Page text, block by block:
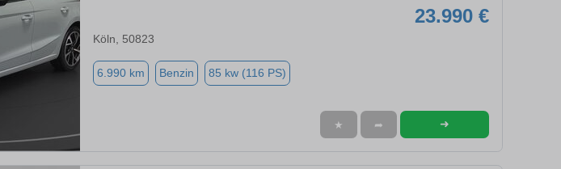
23.990 €
Köln, 50823
6.990 km Benzin 85 kw (116 PS)
★ ➦ ➜